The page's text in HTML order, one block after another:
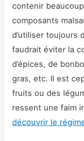
contenir
composants
d’utiliser toujours
faudrait éviter la
d’épices, de
gras, etc. Il est
fruits ou des
ressent une faim
découvrir le